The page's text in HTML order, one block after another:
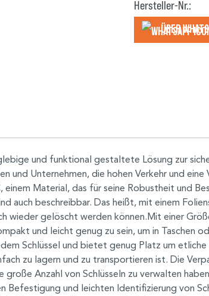
Hersteller-Nr.:
Über
und funktional gestaltete Lösung zur
und Unternehmen, die hohen Verkehr und
einem Material, das für seine Robustheit und
auch beschreibbar. Das heißt, mit einem
wieder gelöscht werden können.Mit einer
und leicht genug zu sein, um in Taschen
Schlüssel und bietet genug Platz um
zu lagern und zu transportieren ist. Die
Anzahl von Schlüsseln zu verwalten
und leichten Identifizierung von